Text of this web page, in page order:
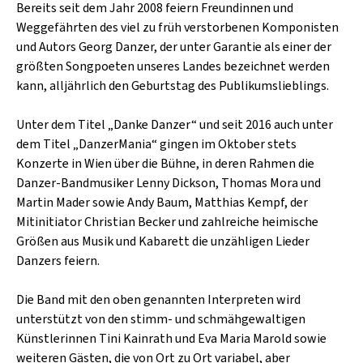
CAFÉ WOLF
POSTGARAGE
KUNSTGARTEN
KRISTALLWERK
GOLD & PECH THEATER
HARD & HEAVY
SINGER-SONGWRITER
KULTURLAND STEIERMARK
Bereits seit dem Jahr 2008 feiern Freundinnen und
Weggefährten des viel zu früh verstorbenen Komponisten
und Autors Georg Danzer, der unter Garantie als einer der
größten Songpoeten unseres Landes bezeichnet werden
kann, alljährlich den Geburtstag des Publikumslieblings.
Unter dem Titel „Danke Danzer“ und seit 2016 auch unter
dem Titel „DanzerMania“ gingen im Oktober stets
Konzerte in Wien über die Bühne, in deren Rahmen die
Danzer-Bandmusiker Lenny Dickson, Thomas Mora und
Martin Mader sowie Andy Baum, Matthias Kempf, der
Mitinitiator Christian Becker und zahlreiche heimische
Größen aus Musik und Kabarett die unzähligen Lieder
Danzers feiern.
Die Band mit den oben genannten Interpreten wird
unterstützt von den stimm- und schmähgewaltigen
Künstlerinnen Tini Kainrath und Eva Maria Marold sowie
weiteren Gästen, die von Ort zu Ort variabel, aber